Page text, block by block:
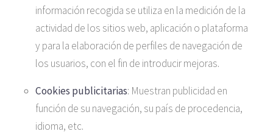
información recogida se utiliza en la medición de la
actividad de los sitios web, aplicación o plataforma
y para la elaboración de perfiles de navegación de
los usuarios, con el fin de introducir mejoras.
Cookies publicitarias: Muestran publicidad en
función de su navegación, su país de procedencia,
idioma, etc.